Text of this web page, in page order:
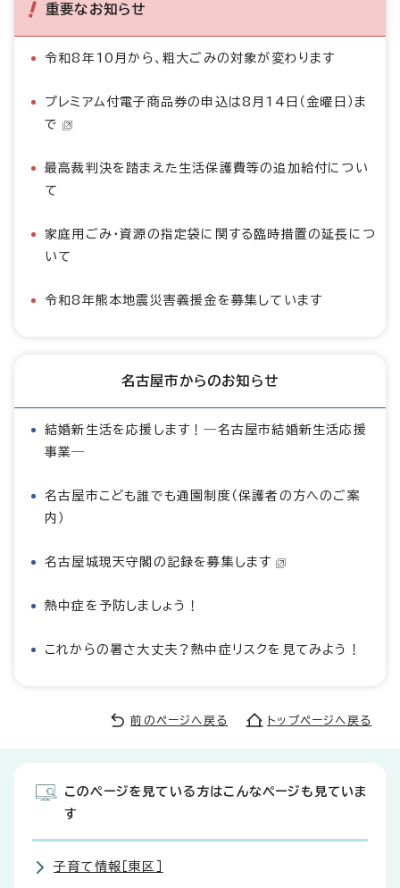
重要なお知らせ
令和8年10月から、粗大ごみの対象が変わります
プレミアム付電子商品券の申込は8月14日（金曜日）ま
で
最高裁判決を踏まえた生活保護費等の追加給付につい
て
家庭用ごみ・資源の指定袋に関する臨時措置の延長につ
いて
令和8年熊本地震災害義援金を募集しています
名古屋市からのお知らせ
結婚新生活を応援します！―名古屋市結婚新生活応援
事業―
名古屋市こども誰でも通園制度（保護者の方へのご案
内）
名古屋城現天守閣の記録を募集します
熱中症を予防しましょう！
これからの暑さ大丈夫？熱中症リスクを見てみよう！
前のページへ戻る トップページへ戻る
このページを見ている方はこんなページも見ていま
す
子育て情報［東区］